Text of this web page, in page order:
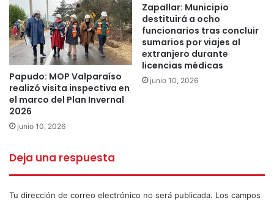
Papudo: MOP Valparaíso
realizó visita inspectiva en
el marco del Plan Invernal
2026
junio 10, 2026
Zapallar: Municipio
destituirá a ocho
funcionarios tras concluir
sumarios por viajes al
extranjero durante
licencias médicas
junio 10, 2026
Deja una respuesta
Tu dirección de correo electrónico no será publicada. Los campos